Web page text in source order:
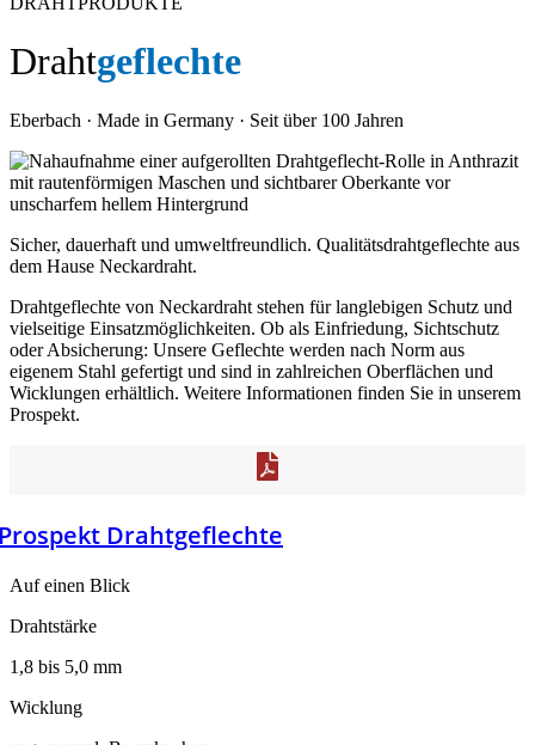
Drahtgeflechte
Eberbach · Made in Germany · Seit über 100 Jahren
Sicher, dauerhaft und umweltfreundlich. Qualitätsdrahtgeflechte aus
dem Hause Neckardraht.
Drahtgeflechte von Neckardraht stehen für langlebigen Schutz und
vielseitige Einsatzmöglichkeiten. Ob als Einfriedung, Sichtschutz
oder Absicherung: Unsere Geflechte werden nach Norm aus
eigenem Stahl gefertigt und sind in zahlreichen Oberflächen und
Wicklungen erhältlich. Weitere Informationen finden Sie in unserem
Prospekt.
Drahtgeflechte
Auf einen Blick
Drahtstärke
1,8 bis 5,0 mm
Wicklung